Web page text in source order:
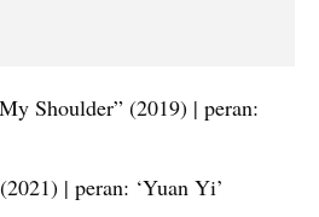
Shoulder” (2019) | peran:
| peran: ‘Yuan Yi’